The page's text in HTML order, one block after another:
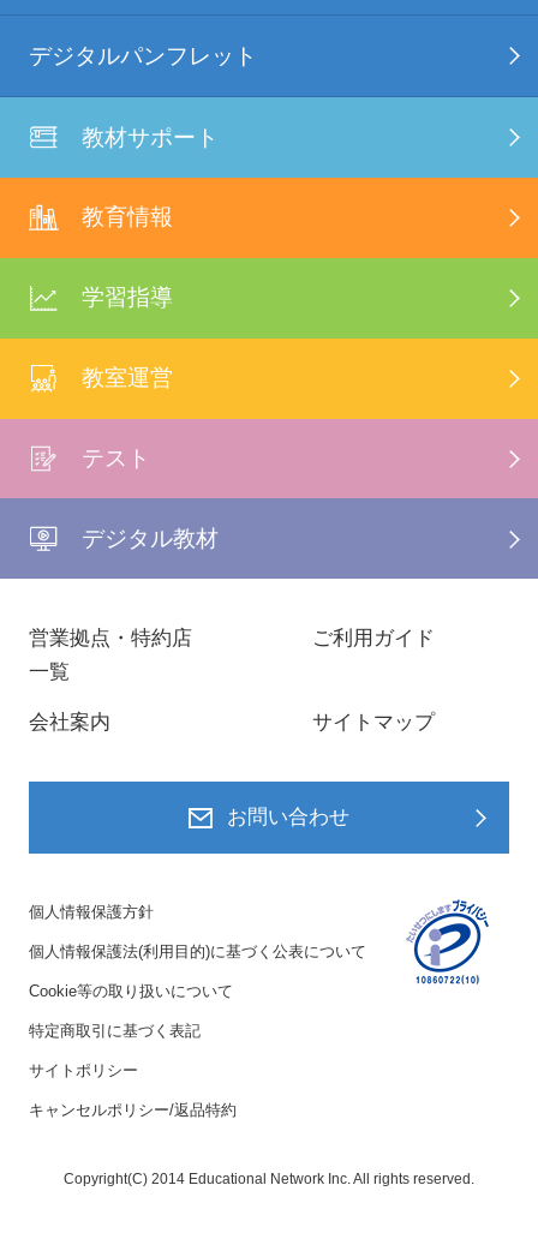
デジタルパンフレット
教材サポート
教育情報
学習指導
教室運営
テスト
デジタル教材
営業拠点・特約店
一覧
ご利用ガイド
会社案内 サイトマップ
お問い合わせ
個人情報保護方針
個人情報保護法(利用目的)に基づく公表について
Cookie等の取り扱いについて
特定商取引に基づく表記
サイトポリシー
キャンセルポリシー/返品特約
Copyright(C) 2014 Educational Network Inc. All rights reserved.